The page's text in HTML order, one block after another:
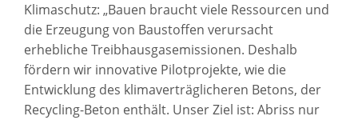
Klimaschutz: „Bauen braucht viele Ressourcen und
die Erzeugung von Baustoffen verursacht
erhebliche Treibhausgasemissionen. Deshalb
fördern wir innovative Pilotprojekte, wie die
Entwicklung des klimaverträglicheren Betons, der
Recycling-Beton enthält. Unser Ziel ist: Abriss nur